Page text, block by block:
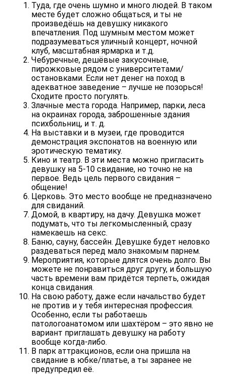
Туда, где очень шумно и много людей. В таком
месте будет сложно общаться, и ты не
произведёшь на девушку никакого
впечатления. Под шумным местом может
подразумеваться уличный концерт, ночной
клуб, масштабная ярмарка и т.д.
Чебуречные, дешёвые закусочные,
пирожковые рядом с университетами/
остановками. Если нет денег на поход в
адекватное заведение – лучше не позорься!
Сходите просто погулять.
Злачные места города. Например, парки, леса
на окраинах города, заброшенные здания
психбольниц, и т. д.
На выставки и в музеи, где проводится
демонстрация экспонатов на военную или
эротическую тематику.
Кино и театр. В эти места можно пригласить
девушку на 5-10 свидание, но точно не на
первое. Ведь цель первого свидания –
общение!
Церковь. Это место вообще не предназначено
для свиданий.
Домой, в квартиру, на дачу. Девушка может
подумать, что ты легкомысленный, сразу
намекаешь на секс.
Баню, сауну, бассейн. Девушке будет неловко
раздеваться перед мало знакомым парнем.
Мероприятия, которые длятся очень долго. Вы
можете не понравиться друг другу, и большую
часть времени вам придётся терпеть, ожидая
конца свидания.
На свою работу, даже если начальство будет
не против и у тебя интересная профессия.
Особенно, если ты работаешь
патологоанатомом или шахтёром – это явно не
вариант приглашать девушку на работу
вообще когда-либо.
В парк аттракционов, если она пришла на
свидание в юбке/платье, а ты заранее не
предупредил её.